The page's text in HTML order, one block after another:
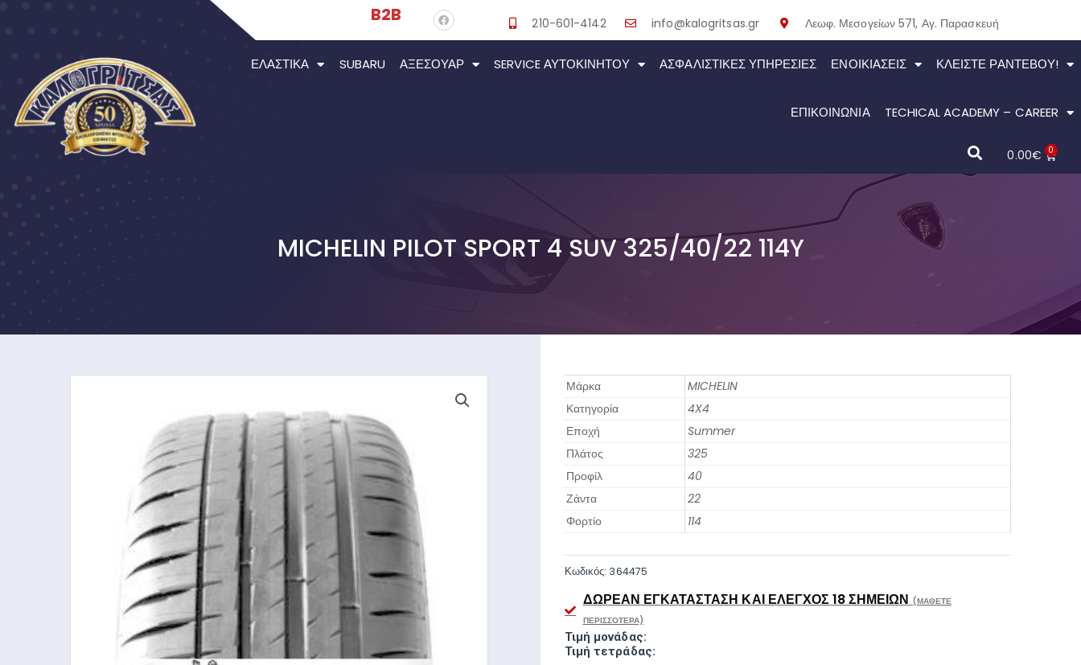
B2B 210-601-4142 info@kalogritsas.gr Λεωφ. Μεσογείων 571, Αγ. Παρασκευή
ΕΛΑΣΤΙΚΆ SUBARU ΑΞΕΣΟΥΆΡ SERVICE ΑΥΤΟΚΙΝΉΤΟΥ ΑΣΦΑΛΙΣΤΙΚΕΣ ΥΠΗΡΕΣΙΕΣ ΕΝΟΙΚΙΆΣΕΙΣ ΚΛΕΊΣΤΕ ΡΑΝΤΕΒΟΎ!
ΕΠΙΚΟΙΝΩΝΙΑ TECHICAL ACADEMY – CAREER
0.00€ 0
MICHELIN PILOT SPORT 4 SUV 325/40/22 114Y
Μάρκα
MICHELIN
Κατηγορία
4X4
Εποχή
Summer
Πλάτος
325
Προφίλ
40
Ζάντα
22
Φορτίο
114
Κωδικός: 364475
ΔΩΡΕΆΝ ΕΓΚΑΤΆΣΤΑΣΗ ΚΑΙ ΈΛΕΓΧΟΣ 18 ΣΗΜΕΊΩΝ (ΜΆΘΕΤΕ
ΠΕΡΙΣΣΌΤΕΡΑ)
Τιμή μονάδας:
Τιμή τετράδας: